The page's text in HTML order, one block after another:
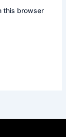
this browser